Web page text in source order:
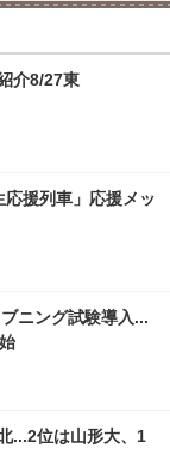
介8/27東
援列車」応援メッ
ニング試験導入...
...2位は山形大、1